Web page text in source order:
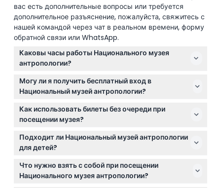
вас есть дополнительные вопросы или требуется
дополнительное разъяснение, пожалуйста, свяжитесь с
нашей командой через чат в реальном времени, форму
обратной связи или WhatsApp.
Каковы часы работы Национального музея
антропологии?
Музей открыт с вторника по воскресенье с 9:00 до
18:00, по понедельникам закрыт (возможны
изменения — пожалуйста, уточняйте при
бронировании).
Могу ли я получить бесплатный вход в
Национальный музей антропологии?
Да, дети до 13 лет, студенты и преподаватели с
удостоверением личности, пожилые люди старше
60 лет и инвалиды проходят бесплатно. Также по
воскресеньям бесплатный вход для граждан
Мексики.
Как использовать билеты без очереди при
посещении музея?
С билетом без очереди вы можете сразу идти к
турникетам, не ожидая у кассы. Просто предъявите
билет при входе для быстрого доступа.
Подходит ли Национальный музей антропологии
для детей?
Дети от 12 лет требуют взрослый билет для входа, а
дети до 13 лет проходят бесплатно. Экспозиции
отлично подходят для семей, интересующихся
Что нужно взять с собой при посещении
Национального музея антропологии?